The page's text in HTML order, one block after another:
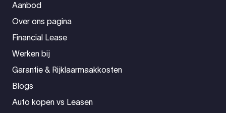
Aanbod
Over ons pagina
Financial Lease
Werken bij
Garantie & Rijklaarmaakkosten
Blogs
Auto kopen vs Leasen